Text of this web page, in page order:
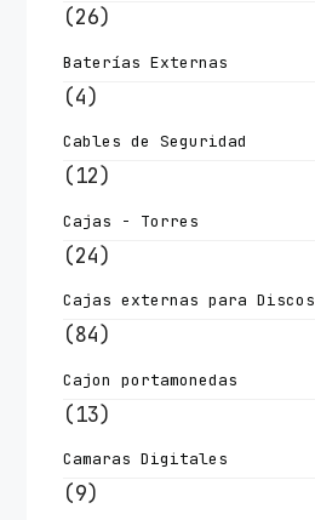
(26)
Baterías Externas
(4)
Cables de Seguridad
(12)
Cajas - Torres
(24)
Cajas externas para Discos
(84)
Cajon portamonedas
(13)
Camaras Digitales
(9)